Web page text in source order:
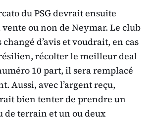
du PSG devrait ensuite
ou non de Neymar. Le club
changé d’avis et voudrait, en cas
récolter le meilleur deal
10 part, il sera remplacé
Aussi, avec l’argent reçu,
bien tenter de prendre un
de terrain et un ou deux